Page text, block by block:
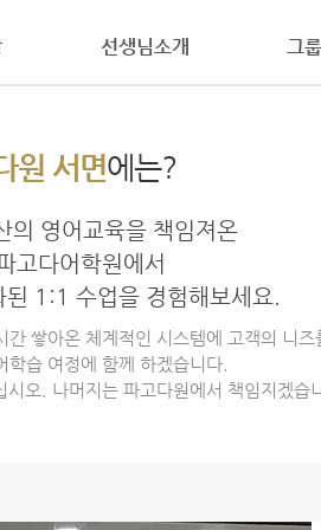
예약현황 컨텐츠
단어장
선생님소개 그
원 서면에는?
의 영어교육을 책임져온
고다어학원에서
1:1 수업을 경험해보세요.
쌓아온 체계적인 시스템에 고객의 니즈
학습 여정에 함께 하겠습니다.
오. 나머지는 파고다원에서 책임지겠습